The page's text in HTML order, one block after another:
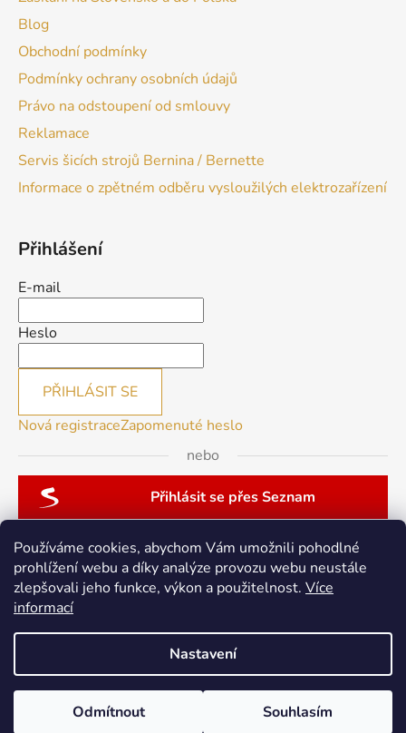
Používáme cookies, abychom Vám umožnili pohodlné
prohlížení webu a díky analýze provozu webu neustále
zlepšovali jeho funkce, výkon a použitelnost. Více
informací
Nastavení
Odmítnout Souhlasím
Blog
Obchodní podmínky
Podmínky ochrany osobních údajů
Právo na odstoupení od smlouvy
Reklamace
Servis šicích strojů Bernina / Bernette
Informace o zpětném odběru vysloužilých elektrozařízení
Přihlášení
E-mail
Heslo
PŘIHLÁSIT SE
Nová registraceZapomenuté heslo
nebo
Přihlásit se přes Seznam
patchwork-aja.cz
Vytvořil Shoptet
Copyright 2026berninacentrum-av.cz. Všechna práva